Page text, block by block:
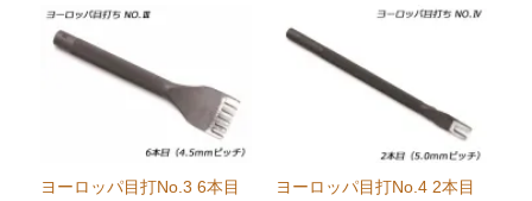
ヨーロッパ目打No.3 6本目
ヨーロッパ目打No.4 2本目